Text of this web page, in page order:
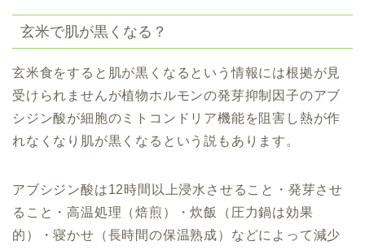
玄米で肌が黒くなる？
玄米食をすると肌が黒くなるという情報には根拠が見
受けられませんが植物ホルモンの発芽抑制因子のアブ
シジン酸が細胞のミトコンドリア機能を阻害し熱が作
れなくなり肌が黒くなるという説もあります。
アブシジン酸は12時間以上浸水させること・発芽させ
ること・高温処理（焙煎）・炊飯（圧力鍋は効果
的）・寝かせ（長時間の保温熟成）などによって減少